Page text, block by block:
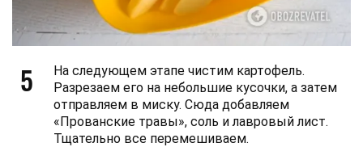
5
На следующем этапе чистим картофель.
Разрезаем его на небольшие кусочки, а затем
отправляем в миску. Сюда добавляем
«Прованские травы», соль и лавровый лист.
Тщательно все перемешиваем.